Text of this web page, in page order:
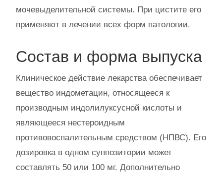
мочевыделительной системы. При цистите его
применяют в лечении всех форм патологии.
Состав и форма выпуска
Клиническое действие лекарства обеспечивает
вещество индометацин, относящееся к
производным индолилуксусной кислоты и
являющееся нестероидным
противовоспалительным средством (НПВС). Его
дозировка в одном суппозитории может
составлять 50 или 100 мг. Дополнительно